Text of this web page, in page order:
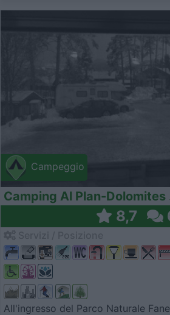
Campeggio
Camping Al Plan-Dolomites
8,7
All'ingresso del Parco Naturale